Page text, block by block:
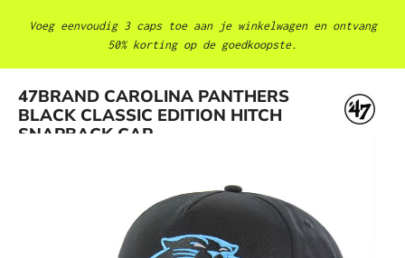
Voeg eenvoudig 3 caps toe aan je winkelwagen en ontvang
50% korting op de goedkoopste.
47BRAND CAROLINA PANTHERS
BLACK CLASSIC EDITION HITCH
SNAPBACK CAP
Afbeeldingengalerij overslaan